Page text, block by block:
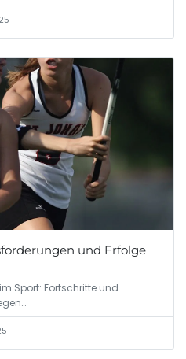
und Erfolge
Sport: Fortschritte und